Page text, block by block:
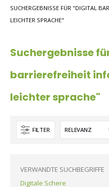
SUCHERGEBNISSE FÜR "DIGITAL
LEICHTER SPRACHE"
Suchergebnisse
barrierefreiheit
leichter sprache"
FILTER
VERWANDTE SUCHBEGRIFFE
Digitale Schere